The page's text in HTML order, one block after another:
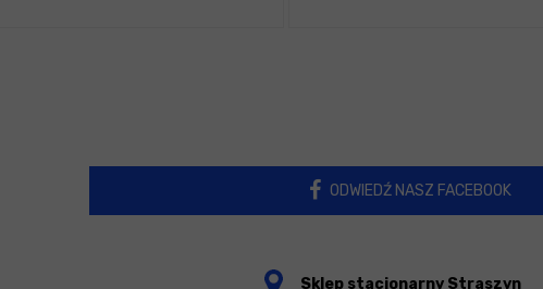
ODWIEDŹ NASZ FACEBOOK
Sklep stacjonarny Straszyn